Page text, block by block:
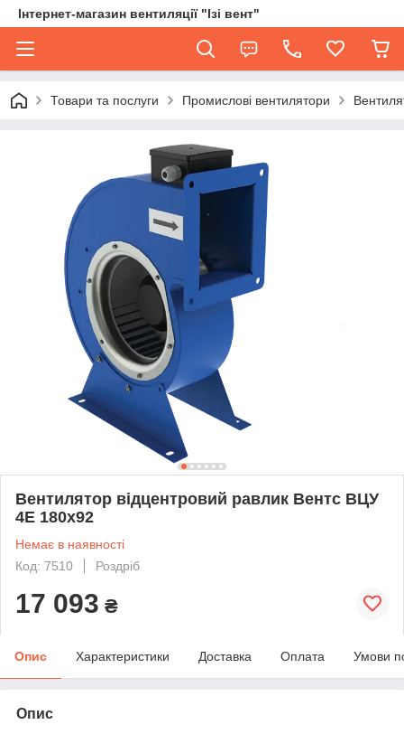
Інтернет-магазин вентиляції "Ізі вент"
Товари та послуги Промислові вентилятори
Вентилятор відцентровий равлик Вентс ВЦУ
4Е 180х92
Немає в наявності
Код: 7510
Роздріб
17 093 ₴
Опис Характеристики Доставка Оплата Умови
Опис